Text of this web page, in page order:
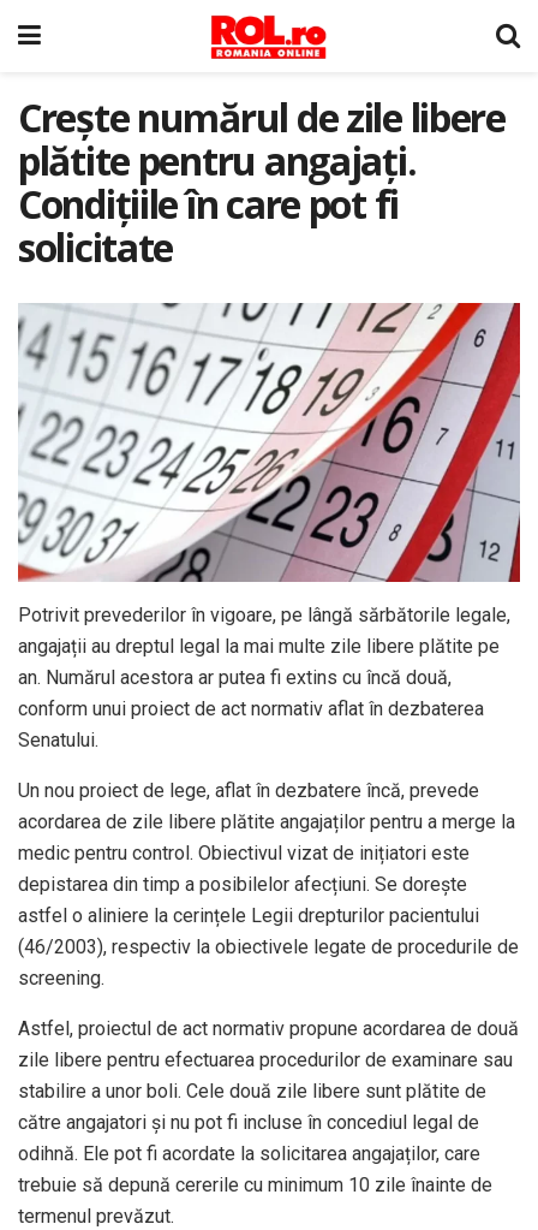
Crește numărul de zile libere
plătite pentru angajați.
Condițiile în care pot fi
solicitate
Potrivit prevederilor în vigoare, pe lângă sărbătorile legale,
angajații au dreptul legal la mai multe zile libere plătite pe
an. Numărul acestora ar putea fi extins cu încă două,
conform unui proiect de act normativ aflat în dezbaterea
Senatului.
Un nou proiect de lege, aflat în dezbatere încă, prevede
acordarea de zile libere plătite angajaților pentru a merge la
medic pentru control. Obiectivul vizat de inițiatori este
depistarea din timp a posibilelor afecțiuni. Se dorește
astfel o aliniere la cerințele Legii drepturilor pacientului
(46/2003), respectiv la obiectivele legate de procedurile de
screening.
Astfel, proiectul de act normativ propune acordarea de două
zile libere pentru efectuarea procedurilor de examinare sau
stabilire a unor boli. Cele două zile libere sunt plătite de
către angajatori și nu pot fi incluse în concediul legal de
odihnă. Ele pot fi acordate la solicitarea angajaților, care
trebuie să depună cererile cu minimum 10 zile înainte de
termenul prevăzut.